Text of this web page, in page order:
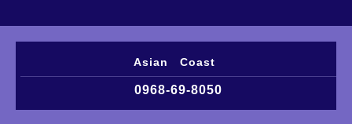
Asian Coast
0968-69-8050